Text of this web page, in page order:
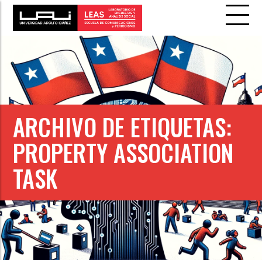
ARCHIVO DE ETIQUETAS:
PROPERTY ASSOCIATION
TASK